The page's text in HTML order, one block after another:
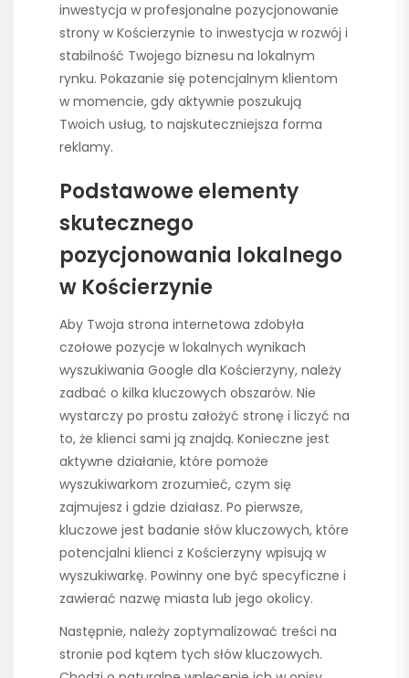
inwestycja w profesjonalne pozycjonowanie
strony w Kościerzynie to inwestycja w rozwój i
stabilność Twojego biznesu na lokalnym
rynku. Pokazanie się potencjalnym klientom
w momencie, gdy aktywnie poszukują
Twoich usług, to najskuteczniejsza forma
reklamy.
Podstawowe elementy
skutecznego
pozycjonowania lokalnego
w Kościerzynie
Aby Twoja strona internetowa zdobyła
czołowe pozycje w lokalnych wynikach
wyszukiwania Google dla Kościerzyny, należy
zadbać o kilka kluczowych obszarów. Nie
wystarczy po prostu założyć stronę i liczyć na
to, że klienci sami ją znajdą. Konieczne jest
aktywne działanie, które pomoże
wyszukiwarkom zrozumieć, czym się
zajmujesz i gdzie działasz. Po pierwsze,
kluczowe jest badanie słów kluczowych, które
potencjalni klienci z Kościerzyny wpisują w
wyszukiwarkę. Powinny one być specyficzne i
zawierać nazwę miasta lub jego okolicy.
Następnie, należy zoptymalizować treści na
stronie pod kątem tych słów kluczowych.